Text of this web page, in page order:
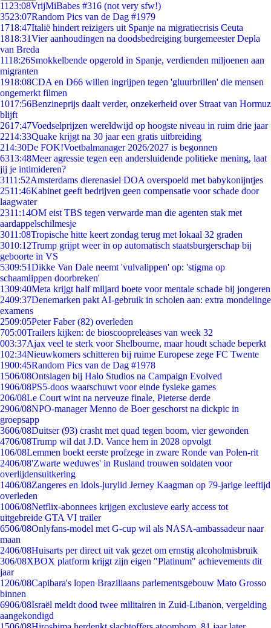
11 23:08VrijMiBabes #316 (not very sfw!)
3523:07Random Pics van de Dag #1979
1718:47Italië hindert reizigers uit Spanje na migratiecrisis Ceuta
1818:31Vier aanhoudingen na doodsbedreiging burgemeester Depla
van Breda
1118:26Smokkelbende opgerold in Spanje, verdienden miljoenen aan
migranten
1918:08CDA en D66 willen ingrijpen tegen 'gluurbrillen' die mensen
ongemerkt filmen
1017:56Benzineprijs daalt verder, onzekerheid over Straat van Hormuz
blijft
2617:47Voedselprijzen wereldwijd op hoogste niveau in ruim drie jaar
2214:33Quake krijgt na 30 jaar een gratis uitbreiding
214:30De FOK!Voetbalmanager 2026/2027 is begonnen
6313:48Meer agressie tegen een andersluidende politieke mening, laat
jij je intimideren?
3111:52Amsterdams dierenasiel DOA overspoeld met babykonijntjes
2511:46Kabinet geeft bedrijven geen compensatie voor schade door
laagwater
2311:14OM eist TBS tegen verwarde man die agenten stak met
aardappelschilmesje
3011:08Tropische hitte keert zondag terug met lokaal 32 graden
3010:12Trump grijpt weer in op automatisch staatsburgerschap bij
geboorte in VS
5309:51Dikke Van Dale neemt 'vulvalippen' op: 'stigma op
schaamlippen doorbreken'
1309:40Meta krijgt half miljard boete voor mentale schade bij jongeren
2409:37Denemarken pakt AI-gebruik in scholen aan: extra mondelinge
examens
2509:05Peter Faber (82) overleden
705:00Trailers kijken: de bioscoopreleases van week 32
003:37Ajax veel te sterk voor Shelbourne, maar houdt schade beperkt
102:34Nieuwkomers schitteren bij ruime Europese zege FC Twente
1900:45Random Pics van de Dag #1978
1506/08Ontslagen bij Halo Studios na Campaign Evolved
1906/08PS5-doos waarschuwt voor einde fysieke games
206/08Le Court wint na nerveuze finale, Pieterse derde
2906/08NPO-manager Menno de Boer geschorst na dickpic in
groepsapp
3606/08Duitser (93) crasht met quad tegen boom, vier gewonden
4706/08Trump wil dat J.D. Vance hem in 2028 opvolgt
106/08Lemmen boekt eerste profzege in zware Ronde van Polen-rit
2406/08'Zwarte weduwes' in Rusland trouwen soldaten voor
overlijdensuitkering
1406/08Zangeres en Idols-jurylid Jerney Kaagman op 79-jarige leeftijd
overleden
1006/08Netflix-abonnees krijgen exclusieve early access tot
uitgebreide GTA VI trailer
6506/08Onlyfans-model met G-cup wil als NASA-ambassadeur naar
maan
2406/08Huisarts per direct uit vak gezet om ernstig alcoholmisbruik
306/08XBOX platform krijgt zijn eigen "Platinum" achievements dit
jaar
1206/08Capibara's lopen Braziliaans parlementsgebouw Mato Grosso
binnen
6906/08Israël meldt dood twee militairen in Zuid-Libanon, vergelding
aangekondigd